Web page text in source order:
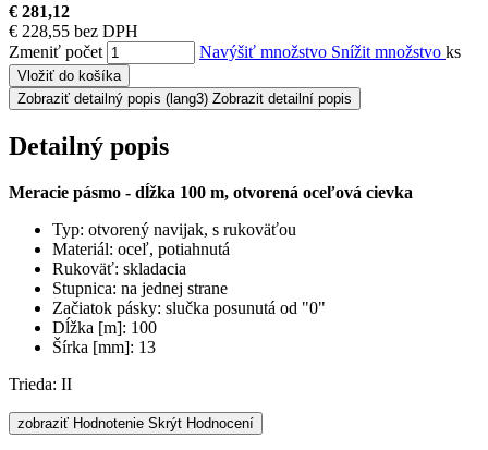
€ 281,12
€ 228,55 bez DPH
Zmeniť počet
Navýšiť množstvo Snížit množstvo ks
Vložiť do košíka
Zobraziť detailný popis (lang3) Zobrazit detailní popis
Detailný popis
Meracie pásmo - dĺžka 100 m, otvorená oceľová cievka
Typ: otvorený navijak, s rukoväťou
Materiál: oceľ, potiahnutá
Rukoväť: skladacia
Stupnica: na jednej strane
Začiatok pásky: slučka posunutá od "0"
Dĺžka [m]: 100
Šírka [mm]: 13
Trieda: II
zobraziť Hodnotenie Skrýt Hodnocení